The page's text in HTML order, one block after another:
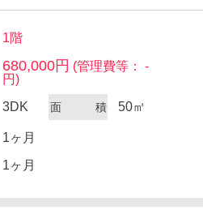
1階
680,000円 (管理費等： -
円)
3DK 面 積 50㎡
1ヶ月
1ヶ月